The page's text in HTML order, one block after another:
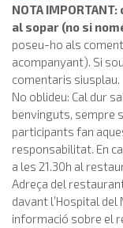
NOTA
al sopar (no si
poseu-ho als
acompanyant). Si
comentaris siusplau.
No oblideu: Cal dur
benvinguts, sempre
participants fan
responsabilitat. En
a les 21.30h al
Adreça del
davant l’Hospital del
informació sobre el